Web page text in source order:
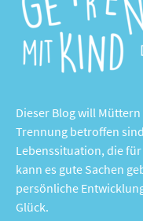
Dieser Blog will
Trennung betroffen
Lebenssituation, die
kann es gute Sachen
persönliche
Glück.